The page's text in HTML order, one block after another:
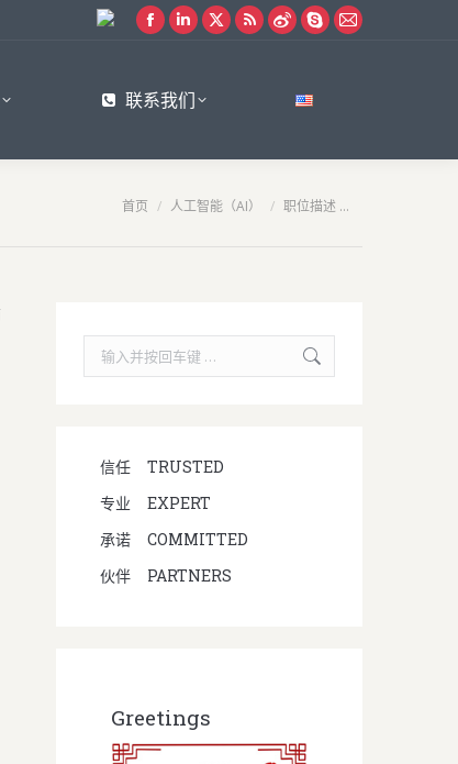
Facebook
opens
Linkedin
opens
X
Rss WeiboSkypeMail
联系我们
您在这里：
首页 人工智能（AI） 职位描述 …
Search:
信任
TRUSTED
专业
EXPERT
承诺
COMMITTED
伙伴
PARTNERS
Greetings